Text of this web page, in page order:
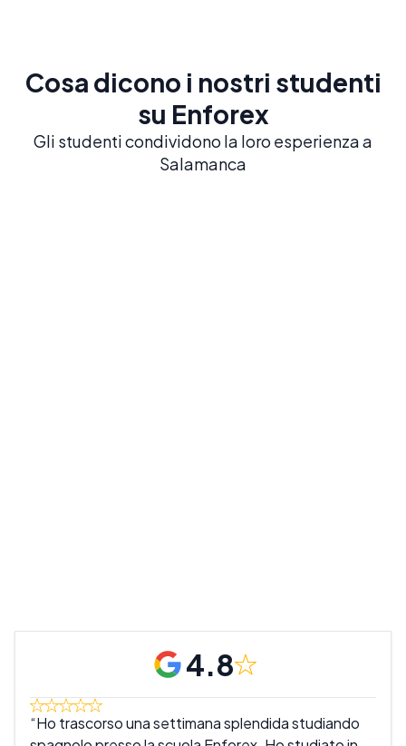
Cosa dicono i nostri studenti
su Enforex
Gli studenti condividono la loro esperienza a
Salamanca
4.8
Ho trascorso una settimana splendida studiando